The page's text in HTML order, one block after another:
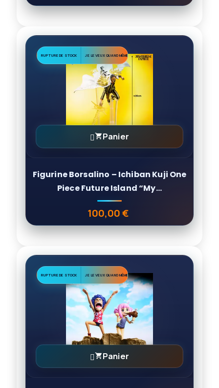
RUPTURE DE STOCK JE LE VEUX QUAND MÊME
Panier
Figurine Borsalino – Ichiban Kuji One
Piece Future Island “My...
Prix
100,00 €
RUPTURE DE STOCK JE LE VEUX QUAND MÊME
Panier